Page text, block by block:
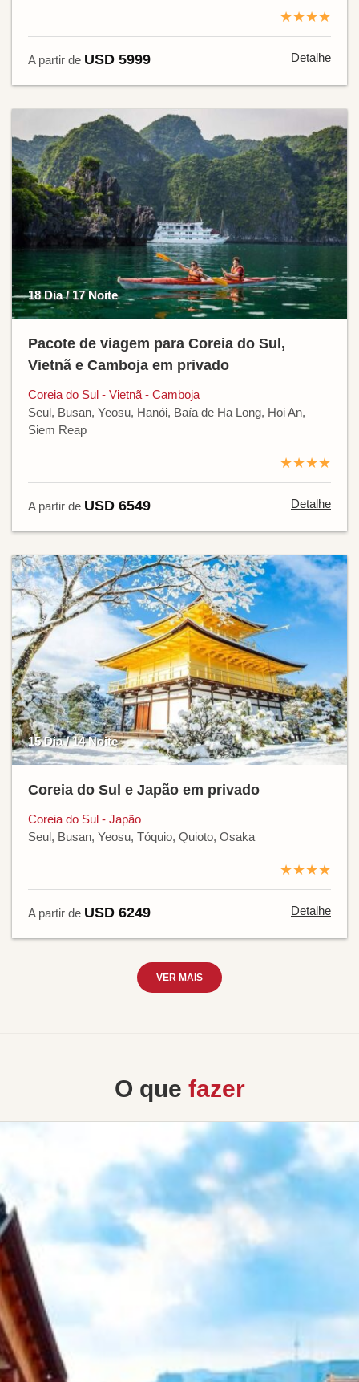
★★★★
A partir de USD 5999 Detalhe
18 Dia / 17 Noite
Pacote de viagem para Coreia do Sul,
Vietnã e Camboja em privado
Coreia do Sul - Vietnã - Camboja
Seul, Busan, Yeosu, Hanói, Baía de Ha Long, Hoi An,
Siem Reap
★★★★
A partir de USD 6549 Detalhe
15 Dia / 14 Noite
Coreia do Sul e Japão em privado
Coreia do Sul - Japão
Seul, Busan, Yeosu, Tóquio, Quioto, Osaka
★★★★
A partir de USD 6249 Detalhe
VER MAIS
O que fazer